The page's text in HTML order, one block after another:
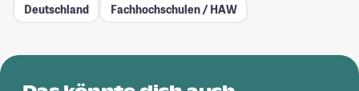
Deutschland Fachhochschulen / HAW